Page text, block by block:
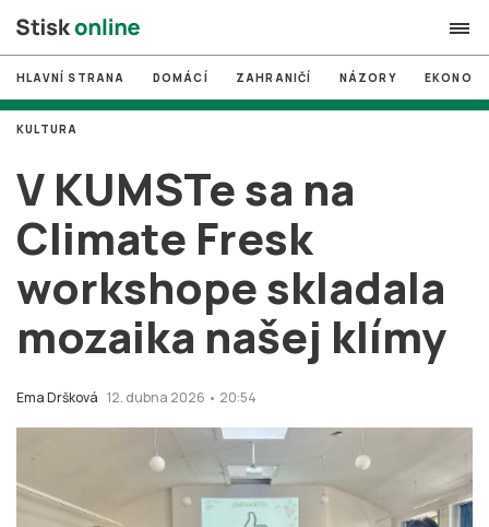
search
# MUNI
# Brno
# volby
login PŘIHLÁSIT SE
Zapomněli jste heslo?
HLAVNÍ STRANA DOMÁCÍ ZAHRANIČÍ NÁZORY
V KUMSTe sa na
Climate Fresk
workshope skladala
mozaika našej klímy
Ema Dršková 12. dubna 2026 • 20:54
KULTURA